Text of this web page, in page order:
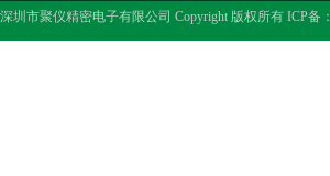
深圳市聚仪精密电子有限公司 Copyright 版权所有 ICP备：